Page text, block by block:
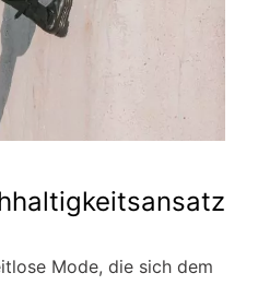
Mode, die sich dem